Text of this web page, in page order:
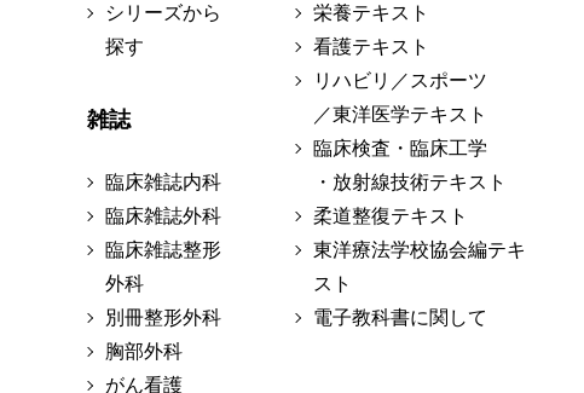
シリーズから
探す
雑誌
臨床雑誌内科
臨床雑誌外科
臨床雑誌整形
外科
別冊整形外科
胸部外科
がん看護
栄養テキスト
看護テキスト
リハビリ／スポーツ
／東洋医学テキスト
臨床検査・臨床工学
・放射線技術テキスト
柔道整復テキスト
東洋療法学校協会編テキ
スト
電子教科書に関して